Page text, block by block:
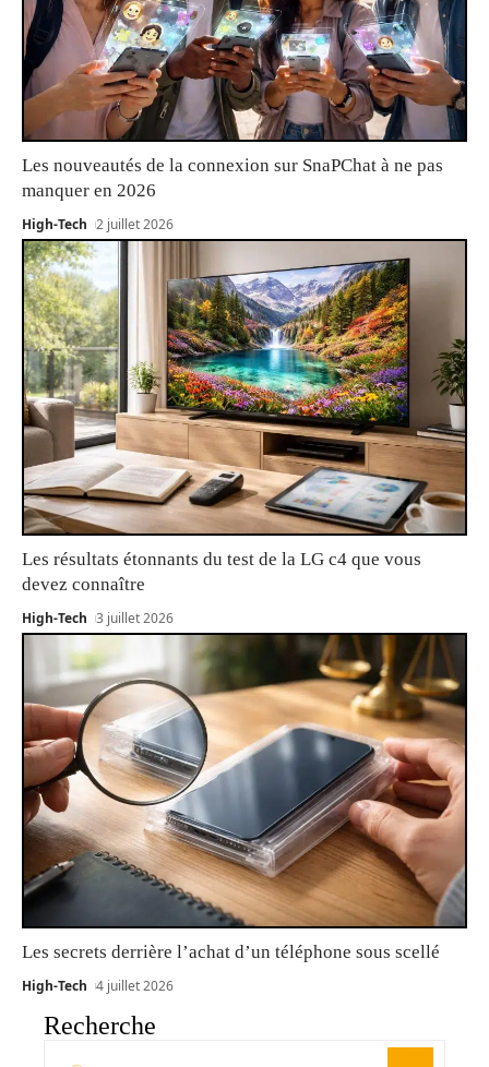
Les nouveautés de la connexion sur SnaPChat à ne pas
manquer en 2026
High-Tech 2 juillet 2026
Les résultats étonnants du test de la LG c4 que vous
devez connaître
High-Tech 3 juillet 2026
Les secrets derrière l’achat d’un téléphone sous scellé
High-Tech 4 juillet 2026
Recherche